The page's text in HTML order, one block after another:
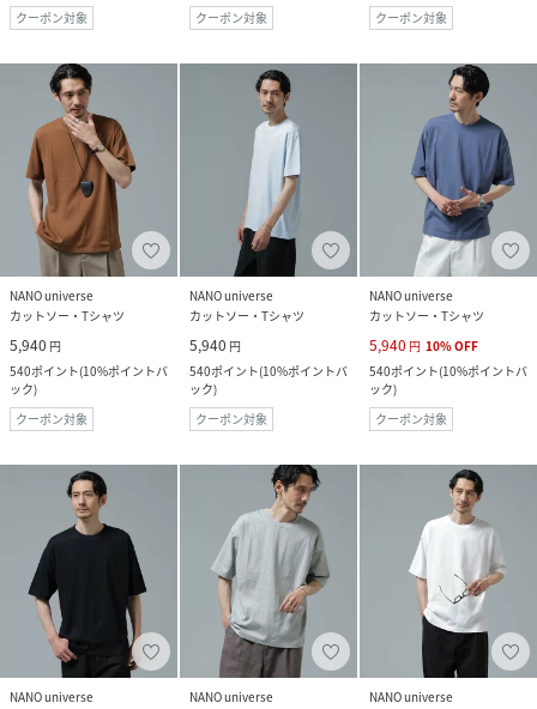
クーポン対象
クーポン対象
クーポン対象
NANO universe
カットソー・Tシャツ
5,940 円
540ポイント(10%ポイントバ
ック)
クーポン対象
NANO universe
カットソー・Tシャツ
5,940 円
540ポイント(10%ポイントバ
ック)
クーポン対象
NANO universe
カットソー・Tシャツ
5,940 円 10%OFF
540ポイント(10%ポイントバ
ック)
クーポン対象
NANO universe
NANO universe
NANO universe